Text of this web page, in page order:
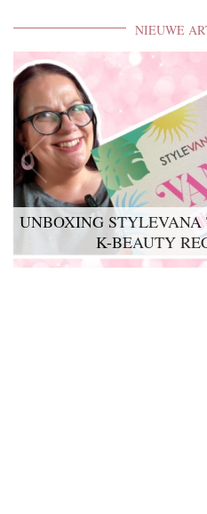
NIEUWE
UNBOXING
K-BEAUTY
LYKO LOVABLES THE